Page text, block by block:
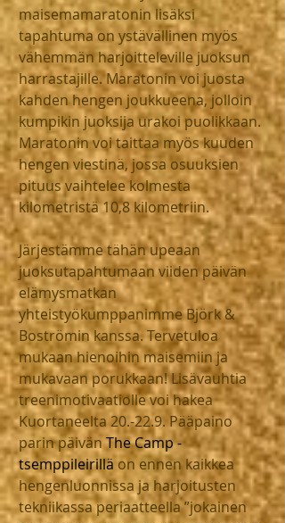
maisemamaratonin lisäksi
tapahtuma on ystävällinen myös
vähemmän harjoitteleville juoksun
harrastajille. Maratonin voi juosta
kahden hengen joukkueena, jolloin
kumpikin juoksija urakoi puolikkaan.
Maratonin voi taittaa myös kuuden
hengen viestinä, jossa osuuksien
pituus vaihtelee kolmesta
kilometristä 10,8 kilometriin.
Järjestämme tähän upeaan
juoksutapahtumaan viiden päivän
elämysmatkan
yhteistyökumppanimme Björk &
Boströmin kanssa. Tervetuloa
mukaan hienoihin maisemiin ja
mukavaan porukkaan! Lisävauhtia
treenimotivaatiolle voi hakea
Kuortaneelta 20.-22.9. Pääpaino
parin päivän The Camp -
tsemppileirillä on ennen kaikkea
hengenluonnissa ja harjoitusten
tekniikassa periaatteella ”jokainen